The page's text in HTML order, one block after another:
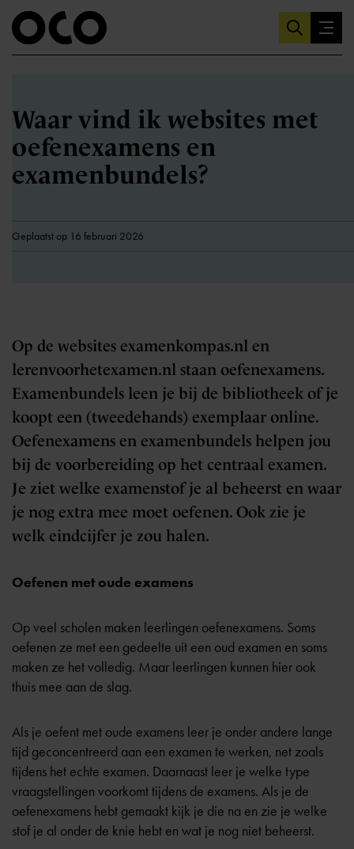
Waar vind ik websites met
oefenexamens en
examenbundels?
Geplaatst op 16 februari 2026
Op de websites examenkompas.nl en
lerenvoorhetexamen.nl staan oefenexamens.
Examenbundels leen je bij de bibliotheek of je
koopt een (tweedehands) exemplaar online.
Oefenexamens en examenbundels helpen jou
bij de voorbereiding op het centraal examen.
Je ziet welke examenstof je al beheerst en waar
je nog extra mee moet oefenen. Ook zie je
welk eindcijfer je zou halen.
Oefenen met oude examens
Op veel scholen maken leerlingen oefenexamens. Soms
oefenen ze met een gedeelte uit een oud examen en soms
maken ze het volledig. Maar leerlingen kunnen hier ook
thuis mee aan de slag.
Als je oefent met oude examens leer je onder andere lange
tijd geconcentreerd aan een examen te werken, net zoals
tijdens het echte examen. Daarnaast leer je welke type
vraagstellingen voorkomt tijdens de examens. Als je de
oefenexamens hebt gemaakt kijk je die na en zie je welke
stof je al onder de knie hebt en wat je nog niet beheerst.